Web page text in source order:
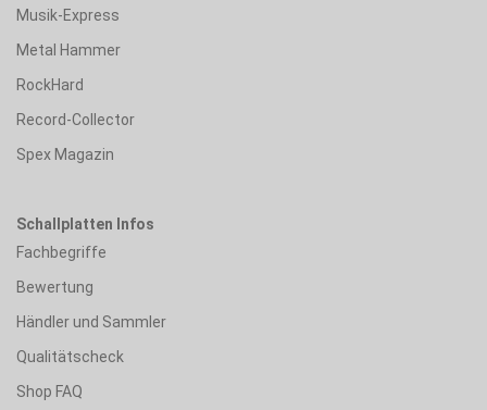
Musik-Express
Metal Hammer
RockHard
Record-Collector
Spex Magazin
Schallplatten Infos
Fachbegriffe
Bewertung
Händler und Sammler
Qualitätscheck
Shop FAQ